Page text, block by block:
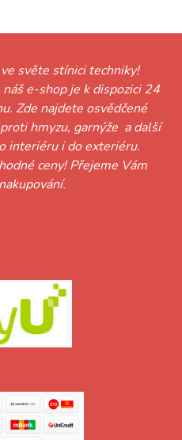
světe stínici techniky!
e-shop je k dispozici 24
Zde najdete osvědčené
hmyzu, garnýže a další
interiéru i do exteriéru.
ceny! Přejeme Vám